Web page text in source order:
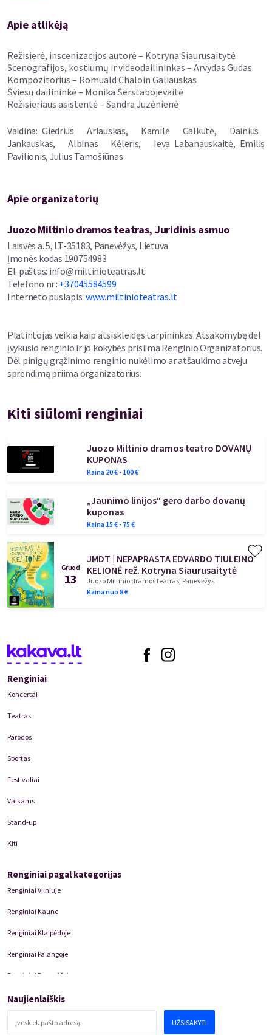
Projektą finansuoja Lietuvos Respublikos kultūros ministerija.
Juozo Miltinio dramos teatro Laboratorija
Laboratorijos salės vietos nėra sunumeruotos, todėl
Apie atlikėją
Režisierė, inscenizacijos autorė – Kotryna Siaurusaitytė
Scenografijos, kostiumų ir videodailininkas – Arvydas Gudas
Kompozitorius – Romuald Chaloin Galiauskas
Šviesų dailininkė – Monika Šerstabojevaitė
Režisieriaus asistentė – Sandra Juzėnienė
Vaidina: Giedrius Arlauskas, Kamilė Galkutė, Dainius
Jankauskas, Albinas Kėleris, Ieva Labanauskaitė, Emilis
Pavilionis, Julius Tamošiūnas
Apie organizatorių
Juozo Miltinio dramos teatras, Juridinis asmuo
Laisvės a. 5, LT-35183, Panevėžys, Lietuva
Įmonės kodas 190754983
El. paštas: info@miltinioteatras.lt
Telefono nr.: +37045584599
Interneto puslapis: www.miltinioteatras.lt
Platintojas veikia kaip atsiskleidęs tarpininkas. Atsakomybę dėl
įvykusio renginio ir jo kokybės prisiima Renginio Organizatorius.
Dėl pinigų grąžinimo renginio nukėlimo ar atšaukimo atveju
sprendimą priima organizatorius.
Kiti siūlomi renginiai
Juozo Miltinio dramos teatro DOVANŲ
KUPONAS
Kaina 20€ - 100€
„Jaunimo linijos“ gero darbo dovanų
kuponas
Kaina 15 € - 75 €
Gruod
13
JMDT | NEPAPRASTA EDVARDO TIULEINO
KELIONĖ rež. Kotryna Siaurusaitytė
Juozo Miltinio dramos teatras, Panevėžys
Kaina nuo 8€
Renginiai
Koncertai
Teatras
Parodos
Sportas
Festivaliai
Vaikams
Stand-up
Kiti
Renginiai pagal kategorijas
Renginiai Vilniuje
Renginiai Kaune
Renginiai Klaipėdoje
Renginiai Palangoje
Renginiai Panevėžyje
Domino Teatro Spektakliai
Naujienlaiškis
UŽSISAKYTI